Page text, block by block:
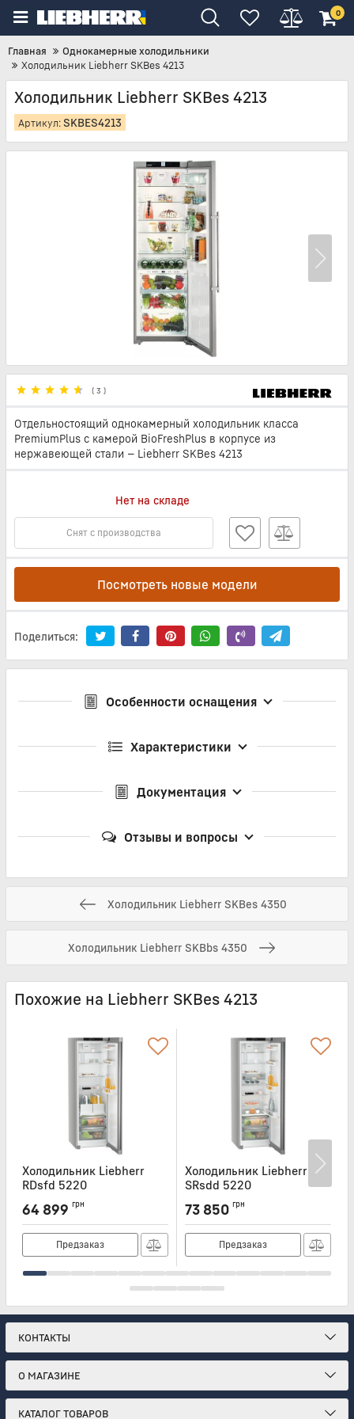
0
Главная
Однокамерные холодильники
Холодильник Liebherr SKBes 4213
Холодильник Liebherr SKBes 4213
Артикул:SKBES4213
( 3 )
Отдельностоящий однокамерный холодильник класса
PremiumPlus c камерой BioFreshPlus в корпусе из
нержавеющей стали — Liebherr SKBes 4213
Нет на складе
Снят с производства
Посмотреть новые модели
Поделиться:
Особенности оснащения
Характеристики
Документация
Отзывы и вопросы
Холодильник Liebherr SKBes 4350
Холодильник Liebherr SKBbs 4350
Похожие на Liebherr SKBes 4213
Холодильник Liebherr
RDsfd 5220
RDSFD5220
64 899 грн
Предзаказ
Холодильник Liebherr
SRsdd 5220
SRSDD5220
73 850 грн
Предзаказ
КОНТАКТЫ
О МАГАЗИНЕ
КАТАЛОГ ТОВАРОВ